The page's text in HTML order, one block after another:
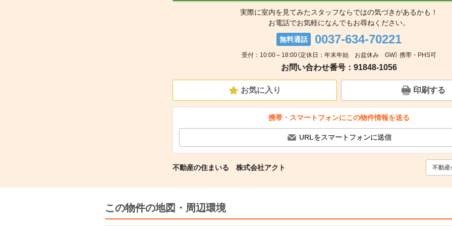
実際に室内を見てみたスタッフならではの気づきがあるかも！
お電話でお気軽になんでもお尋ねください。
無料通話 0037-634-70221
受付：10:00～18:00（定休日：年末年始 お盆休み GW） 携帯・PHS可
お問い合わせ番号：91848-1056
お気に入り 印刷する
携帯・スマートフォンにこの物件情報を送る
URLをスマートフォンに送信
不動産の住まいる 株式会社アクト 不動産
この物件の地図・周辺環境